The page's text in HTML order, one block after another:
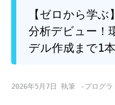
【ゼロから学ぶ
分析デビュー！
デル作成まで1
2026年5月7日 -プログラ